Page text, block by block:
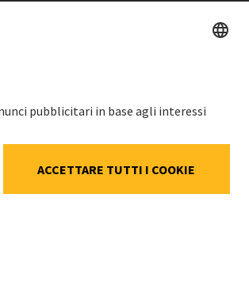
SWX: Implenia AG
ISIN: CH0023868554
63,50 CHF
+0,30 CHF (+0,47%)